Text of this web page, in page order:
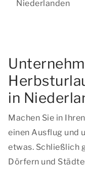
Niederlanden
in
Machen Sie in
einen Ausflug und
etwas. Schließlich
Dörfern und